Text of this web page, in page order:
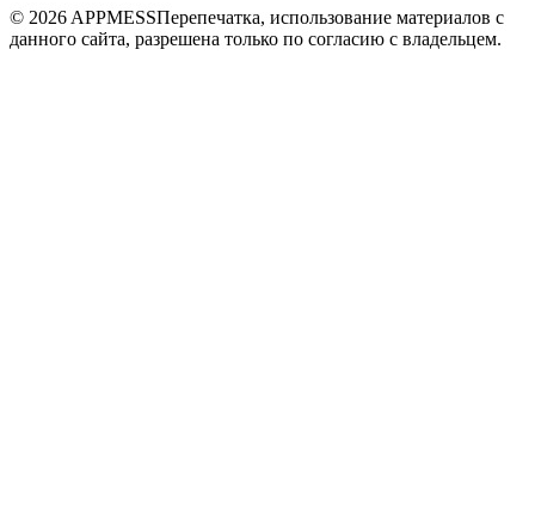
© 2026 APPMESSПерепечатка, использование материалов с
данного сайта, разрешена только по согласию с владельцем.